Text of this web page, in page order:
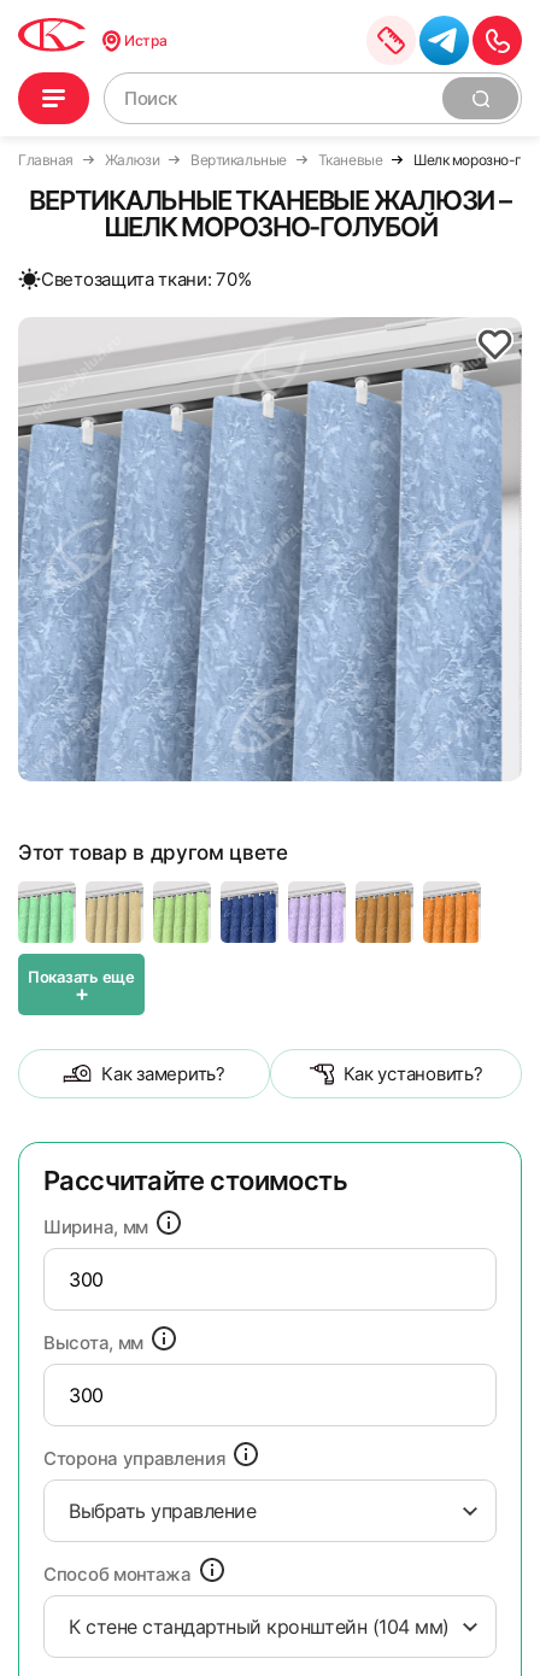
Истра
Главная Жалюзи Вертикальные Тканевые Шелк морозно-
ВЕРТИКАЛЬНЫЕ ТКАНЕВЫЕ ЖАЛЮЗИ –
ШЕЛК МОРОЗНО-ГОЛУБОЙ
Cветозащита ткани: 70%
Этот товар в другом цвете
Показать еще
+
Как замерить? Как установить?
Рассчитайте стоимость
Ширина, мм
Высота, мм
Сторона управления
Выбрать управление
Способ монтажа
К стене стандартный кронштейн (104 мм)